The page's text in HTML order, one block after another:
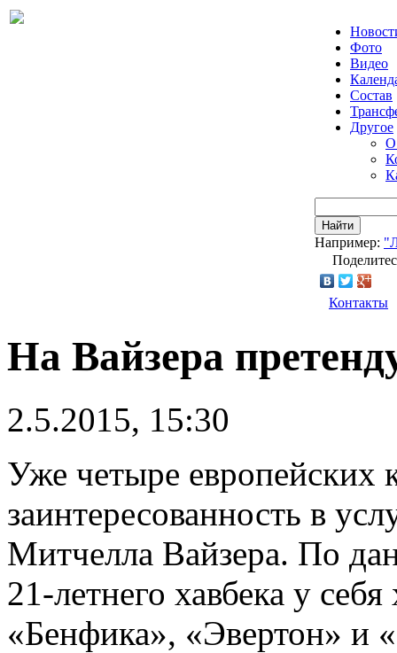
Фото
Видео
Состав
Другое
О
Найти
Например:
Контакты
На Вайзера
2.5.2015, 15:30
Уже четыре европейских
заинтересованность в
Митчелла Вайзера. По
21-летнего хавбека у
«Бенфика», «Эвертон» и